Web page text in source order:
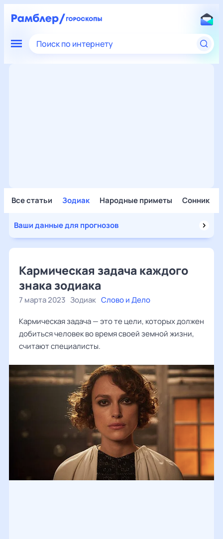
Поиск по интернету
Все статьи Зодиак Народные приметы Сонник
Ваши данные для прогнозов
Кармическая задача каждого
знака зодиака
7 марта 2023 Зодиак Слово и Дело
Кармическая задача — это те цели, которых должен
добиться человек во время своей земной жизни,
считают специалисты.